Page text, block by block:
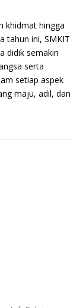
khidmat hingga
tahun ini, SMKIT
didik semakin
serta
setiap aspek
maju, adil, dan